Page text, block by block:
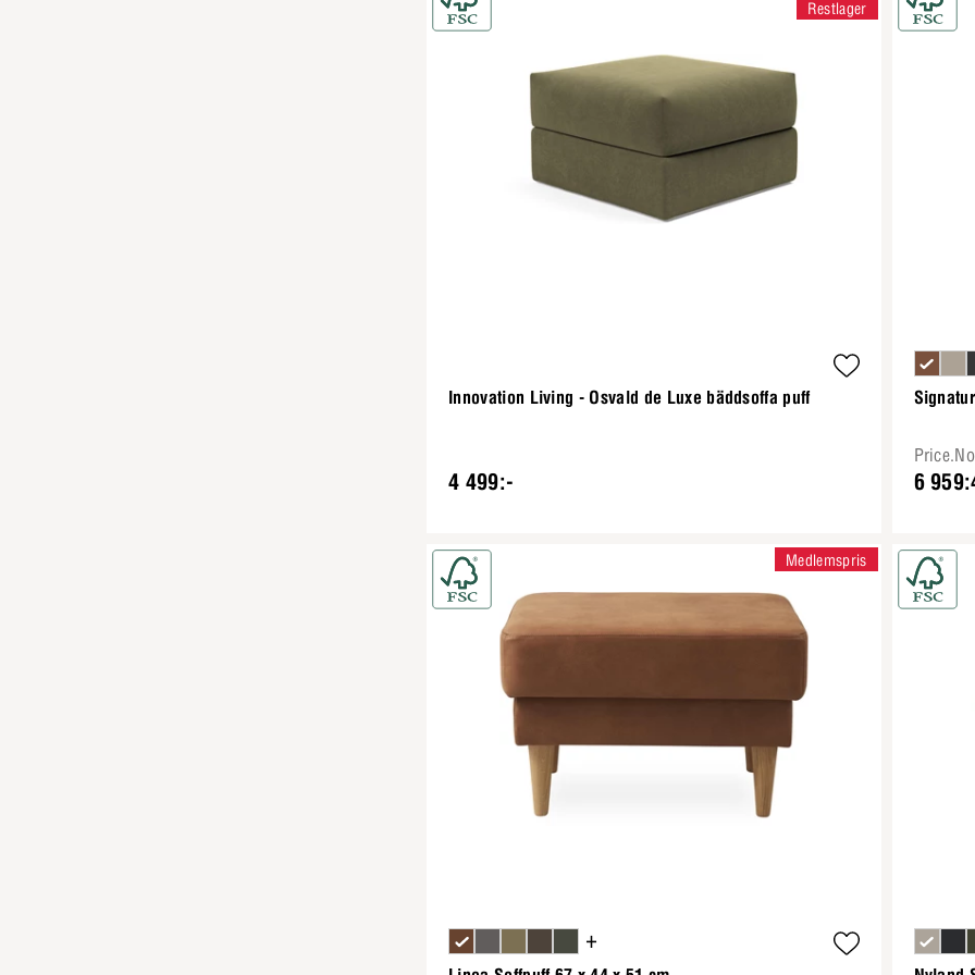
Innovation Living - Osvald de Luxe bäddsoffa puff
4 499:-
Restlager
6
+
Medlemspris